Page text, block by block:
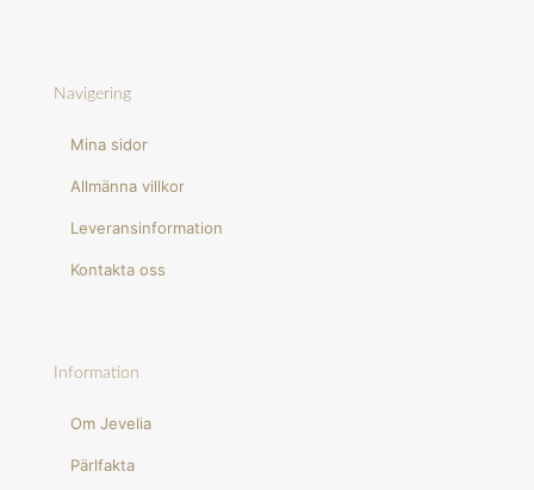
Navigering
Mina sidor
Allmänna villkor
Leveransinformation
Kontakta oss
Information
Om Jevelia
Pärlfakta